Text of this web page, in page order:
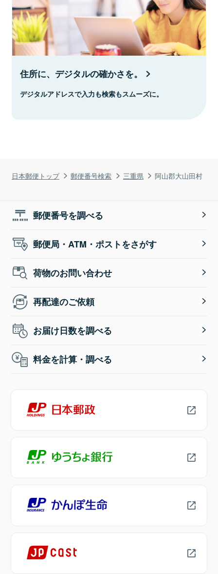
日本郵便トップ 郵便番号検索 三重県 阿山郡大山田村
住所に、デジタルの確かさを。
デジタルアドレスで入力も検索もスムーズに。
郵便番号を調べる
郵便局・ATM・ポストをさがす
荷物のお問い合わせ
再配達のご依頼
お届け日数を調べる
料金を計算・調べる